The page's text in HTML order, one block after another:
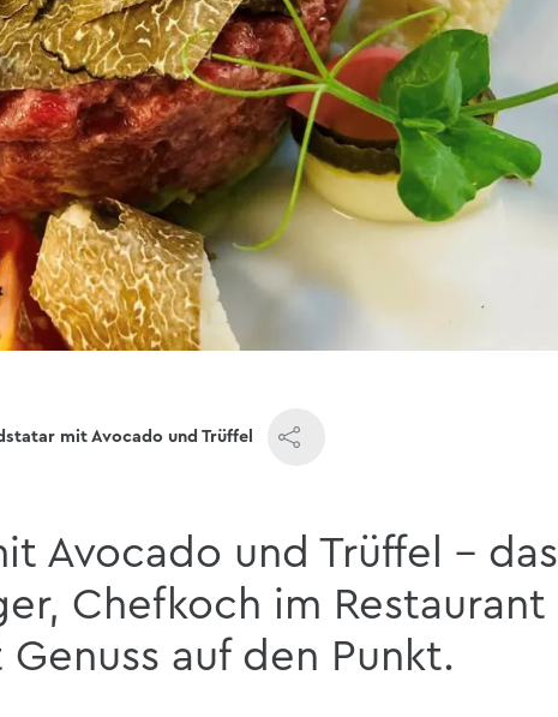
mit Avocado und Trüffel
Avocado und Trüffel – das
Chefkoch im Restaurant
auf den Punkt.